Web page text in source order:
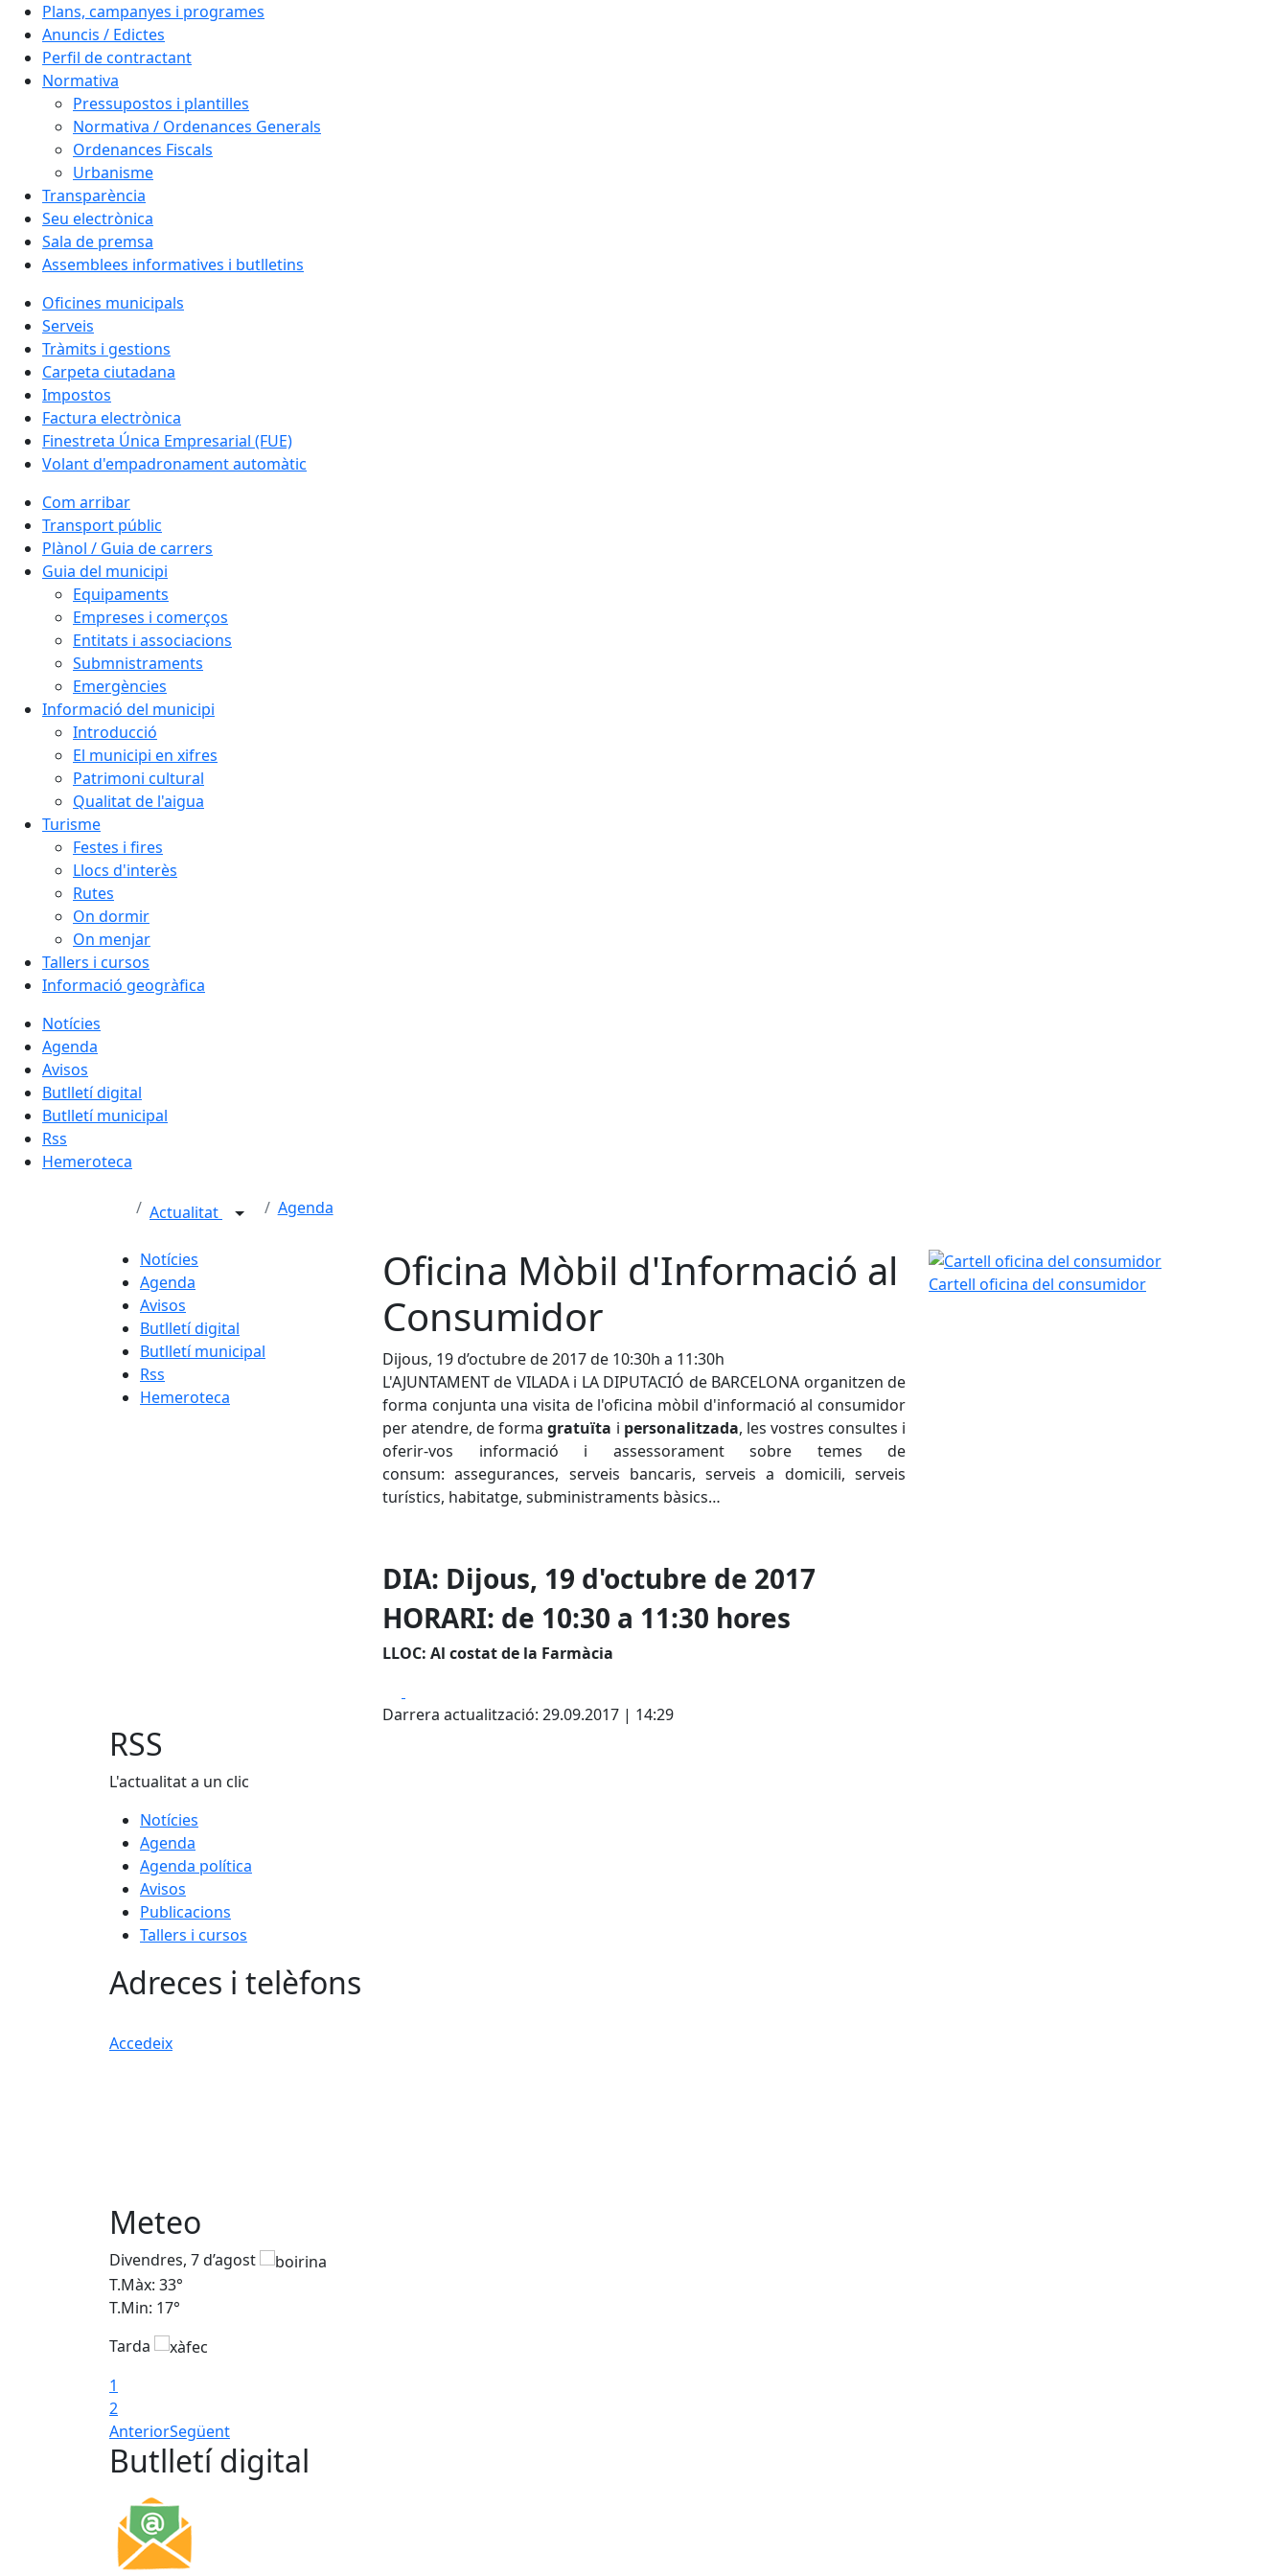
Plans, campanyes i programes
Anuncis / Edictes
Perfil de contractant
Normativa
Pressupostos i plantilles
Normativa / Ordenances Generals
Ordenances Fiscals
Urbanisme
Transparència
Seu electrònica
Sala de premsa
Assemblees informatives i butlletins
Oficines municipals
Serveis
Tràmits i gestions
Carpeta ciutadana
Impostos
Factura electrònica
Finestreta Única Empresarial (FUE)
Volant d'empadronament automàtic
Com arribar
Transport públic
Plànol / Guia de carrers
Guia del municipi
Equipaments
Empreses i comerços
Entitats i associacions
Submnistraments
Emergències
Informació del municipi
Introducció
El municipi en xifres
Patrimoni cultural
Qualitat de l'aigua
Turisme
Festes i fires
Llocs d'interès
Rutes
On dormir
On menjar
Tallers i cursos
Informació geogràfica
Notícies
Agenda
Avisos
Butlletí digital
Butlletí municipal
Rss
Hemeroteca
Actualitat Agenda
Notícies
Agenda
Avisos
Butlletí digital
Butlletí municipal
Rss
Hemeroteca
Oficina Mòbil d'Informació al
Consumidor
Dijous, 19 d’octubre de 2017 de 10:30h a 11:30h
L'AJUNTAMENT de VILADA i LA DIPUTACIÓ de BARCELONA organitzen de
forma conjunta una visita de l'oficina mòbil d'informació al consumidor
per atendre, de formagratuïta i personalitzada, les vostres consultes i
oferir-vos informació i assessorament sobre temes de
consum: assegurances, serveis bancaris, serveis a domicili, serveis
turístics, habitatge, subministraments bàsics…
DIA: Dijous, 19 d'octubre de 2017
HORARI: de 10:30 a 11:30 hores
LLOC: Al costat de la Farmàcia
Darrera actualització: 29.09.2017 | 14:29
Cartell oficina del consumidor
Cartell oficina del consumidor
RSS
L'actualitat a un clic
Notícies
Agenda
Agenda política
Avisos
Publicacions
Tallers i cursos
Adreces i telèfons
Accedeix
Meteo
Divendres, 7 d’agost
T.Màx: 33°
T.Min: 17°
Tarda
1
2
AnteriorSegüent
Butlletí digital